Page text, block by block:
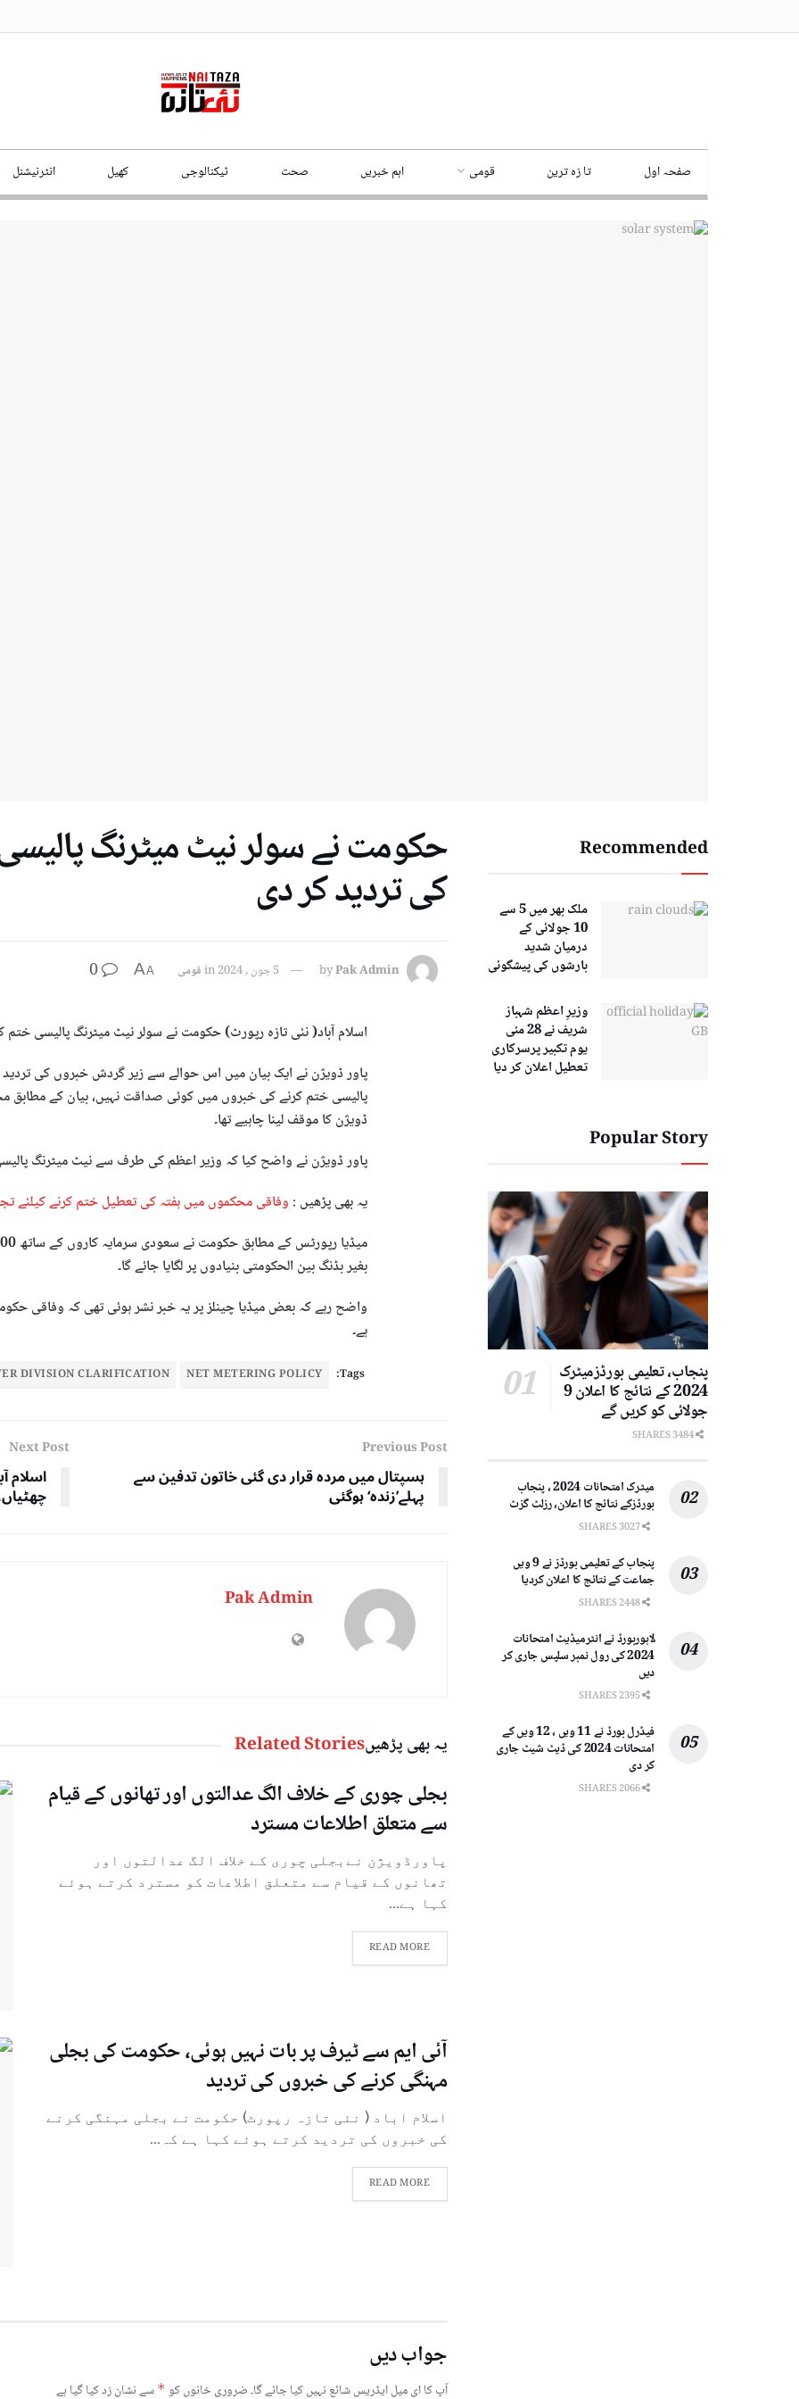
صفحہ اول تا زہ ترین قومی اہم خبریں صحت ٹیکنالوجی کھیل انٹرنیشنل
حکومت نے سولر نیٹ میٹرنگ
کی تردید کر دی
byPak Admin 5 جون , 2024 inقومی A
A
0
اسلام آباد( نئی تازہ رپورٹ) حکومت نے سولر نیٹ میٹرنگ پالیسی
پاور ڈویژن نے ایک بیان میں اس حوالے سے زیر گردش خبروں کی تردید
پالیسی ختم کرنے کی خبروں میں کوئی صداقت نہیں، بیان کے مطابق
ڈویژن کا موقف لینا چاہیے تھا۔
پاور ڈویژن نے واضح کیا کہ وزیر اعظم کی طرف سے نیٹ میٹرنگ
یہ بھی پڑھیں : وفاقی محکموں میں ہفتہ کی تعطیل ختم کرنے کیلئے
بغیر بڈنگ بین الحکومتی بنیادوں پر لگایا جائے گا۔
واضح رہے کہ بعض میڈیا چینلز پر یہ خبر نشر ہوئی تھی کہ وفاقی
ہے۔
Tags:
NET METERING POLICY
DIVISION CLARIFICATION
Previous Post
ہسپتال میں مردہ قرار دی گئی خاتون تدفین سے
پہلے’زندہ‘ ہوگئی
Next Post
اسلام
Pak Admin
یہ بھی پڑھیںRelated Stories
بجلی چوری کے خلاف الگ عدالتوں اور تھانوں کے قیام
سے متعلق اطلاعات مسترد
پاورڈویژن نےبجلی چوری کے خلاف الگ عدالتوں اور
تھانوں کے قیام سے متعلق اطلاعات کو مسترد کرتے ہوئے
کہا ہے...
READ MORE
آئی ایم سے ٹیرف پر بات نہیں ہوئی، حکومت کی بجلی
مہنگی کرنے کی خبروں کی تردید
اسلام اباد ( نئی تازہ رپورٹ) حکومت نے بجلی مہنگی کرنے
کی خبروں کی تردید کرتے ہوئے کہا ہے کہ...
READ MORE
جواب دیں
آپ کا ای میل ایڈریس شائع نہیں کیا جائے گا۔ضروری خانوں کو * سے نشان زد کیا گیا ہے
Recommended
ملک بھر میں 5 سے
10 جولائی کے
درمیان شدید
بارشوں کی پیشگوئی
وزیرِ اعظم شہباز
شریف نے 28 مئی
یوم تکبیر پرسرکاری
تعطیل اعلان کر دیا
Popular Story
پنجاب، تعلیمی بورڈزمیٹرک
2024 کے نتائج کا اعلان 9
جولائی کو کریں گے
میٹرک امتحانات 2024 ، پنجاب
بورڈزکے نتائج کا اعلان، رزلٹ گزٹ
پنجاب کے تعلیمی بورڈز نے 9 ویں
جماعت کے نتائج کا اعلان کردیا
لاہوربورڈ نے انٹرمیڈیٹ امتحانات
2024 کی رول نمبر سلپس جاری کر
دیں
فیڈرل بورڈ نے 11 ویں ، 12 ویں کے
امتحانات 2024 کی ڈیٹ شیٹ جاری
کر دی